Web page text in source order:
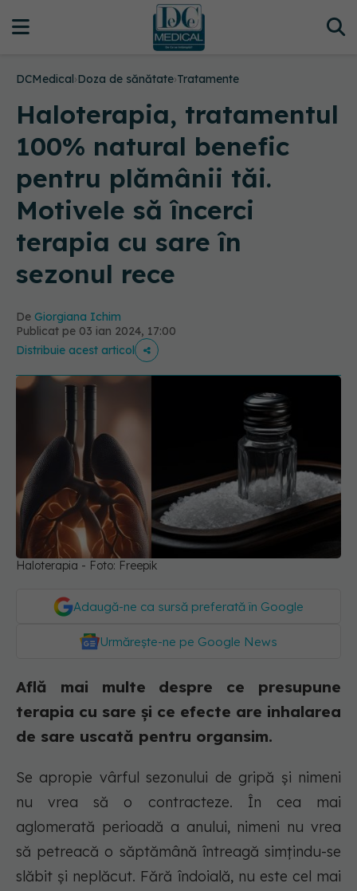
DCMedical›Doza de sănătate›Tratamente
Haloterapia, tratamentul
100% natural benefic
pentru plămânii tăi.
Motivele să încerci
terapia cu sare în
sezonul rece
De Giorgiana Ichim
Publicat pe 03 ian 2024, 17:00
Distribuie acest articol
Haloterapia - Foto: Freepik
Adaugă-ne ca sursă preferată în Google
Urmărește-ne pe Google News
Află mai multe despre ce presupune
terapia cu sare și ce efecte are inhalarea
de sare uscată pentru organsim.
Se apropie vârful sezonului de gripă și nimeni
nu vrea să o contracteze. În cea mai
aglomerată perioadă a anului, nimeni nu vrea
să petreacă o săptămână întreagă simțindu-se
slăbit și neplăcut. Fără îndoială, nu este cel mai